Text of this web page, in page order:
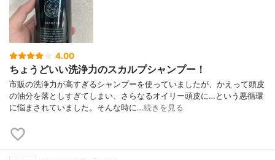
4.00
ちょうどいい洗浄力のスカルプシャンプー！
市販の洗浄力が高すぎるシャンプーを使っていましたが、かえって頭皮
の油分を落としすぎてしまい、さらなるオイリー頭皮に…という悪循環
に悩まされていました。そんな時に…続きを見る